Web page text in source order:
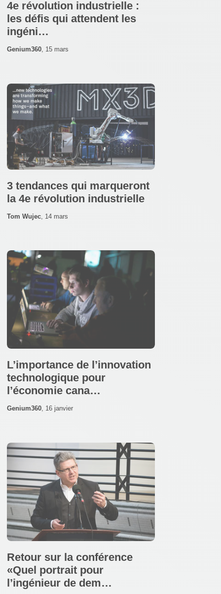
4e révolution industrielle :
les défis qui attendent les
ingéni…
Genium360, 15 mars
3 tendances qui marqueront
la 4e révolution industrielle
Tom Wujec, 14 mars
L’importance de l’innovation
technologique pour
l’économie cana…
Genium360, 16 janvier
Retour sur la conférence
«Quel portrait pour
l’ingénieur de dem…